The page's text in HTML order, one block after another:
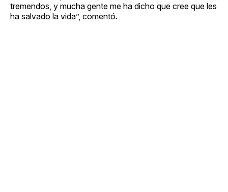
tremendos, y mucha gente me ha dicho que cree que les
ha salvado la vida”, comentó.